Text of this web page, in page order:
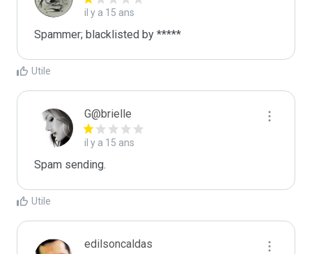
il y a 15 ans
Spammer; blacklisted by *****
Utile
G@brielle
il y a 15 ans
Spam sending.
Utile
edilsoncaldas